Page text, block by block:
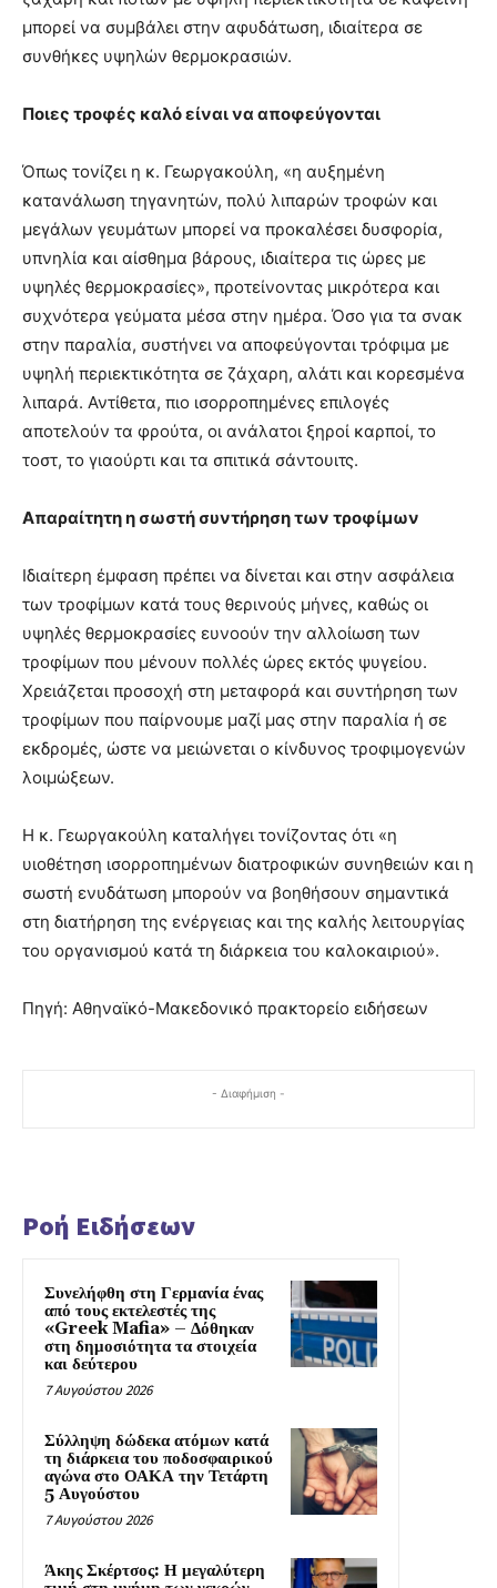
μπορεί να συμβάλει στην αφυδάτωση, ιδιαίτερα σε
συνθήκες υψηλών θερμοκρασιών.
Ποιες τροφές καλό είναι να αποφεύγονται
Όπως τονίζει η κ. Γεωργακούλη, «η αυξημένη
κατανάλωση τηγανητών, πολύ λιπαρών τροφών και
μεγάλων γευμάτων μπορεί να προκαλέσει δυσφορία,
υπνηλία και αίσθημα βάρους, ιδιαίτερα τις ώρες με
υψηλές θερμοκρασίες», προτείνοντας μικρότερα και
συχνότερα γεύματα μέσα στην ημέρα. Όσο για τα σνακ
στην παραλία, συστήνει να αποφεύγονται τρόφιμα με
υψηλή περιεκτικότητα σε ζάχαρη, αλάτι και κορεσμένα
λιπαρά. Αντίθετα, πιο ισορροπημένες επιλογές
αποτελούν τα φρούτα, οι ανάλατοι ξηροί καρποί, το
τοστ, το γιαούρτι και τα σπιτικά σάντουιτς.
Απαραίτητη η σωστή συντήρηση των τροφίμων
Ιδιαίτερη έμφαση πρέπει να δίνεται και στην ασφάλεια
των τροφίμων κατά τους θερινούς μήνες, καθώς οι
υψηλές θερμοκρασίες ευνοούν την αλλοίωση των
τροφίμων που μένουν πολλές ώρες εκτός ψυγείου.
Χρειάζεται προσοχή στη μεταφορά και συντήρηση των
τροφίμων που παίρνουμε μαζί μας στην παραλία ή σε
εκδρομές, ώστε να μειώνεται ο κίνδυνος τροφιμογενών
λοιμώξεων.
Η κ. Γεωργακούλη καταλήγει τονίζοντας ότι «η
υιοθέτηση ισορροπημένων διατροφικών συνηθειών και η
σωστή ενυδάτωση μπορούν να βοηθήσουν σημαντικά
στη διατήρηση της ενέργειας και της καλής λειτουργίας
του οργανισμού κατά τη διάρκεια του καλοκαιριού».
Πηγή: Αθηναϊκό-Μακεδονικό πρακτορείο ειδήσεων
- Διαφήμιση -
Ροή Ειδήσεων
Συνελήφθη στη Γερμανία ένας
από τους εκτελεστές της
«Greek Mafia» – Δόθηκαν
στη δημοσιότητα τα στοιχεία
και δεύτερου
7 Αυγούστου 2026
Σύλληψη δώδεκα ατόμων κατά
τη διάρκεια του ποδοσφαιρικού
αγώνα στο ΟΑΚΑ την Τετάρτη
5 Αυγούστου
7 Αυγούστου 2026
Άκης Σκέρτσος: Η μεγαλύτερη